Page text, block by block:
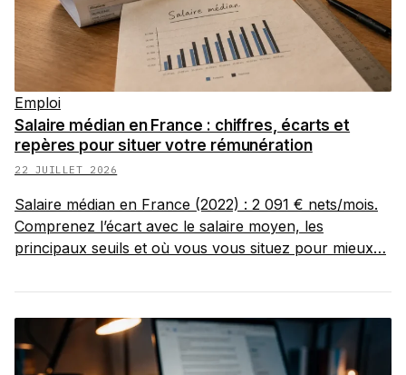
Emploi
Salaire médian en France : chiffres, écarts et
repères pour situer votre rémunération
22 JUILLET 2026
Salaire médian en France (2022) : 2 091 € nets/mois.
Comprenez l’écart avec le salaire moyen, les
principaux seuils et où vous vous situez pour mieux…